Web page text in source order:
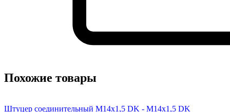
Похожие товары
Штуцер соединительный M14x1,5 DK - M14x1,5 DK